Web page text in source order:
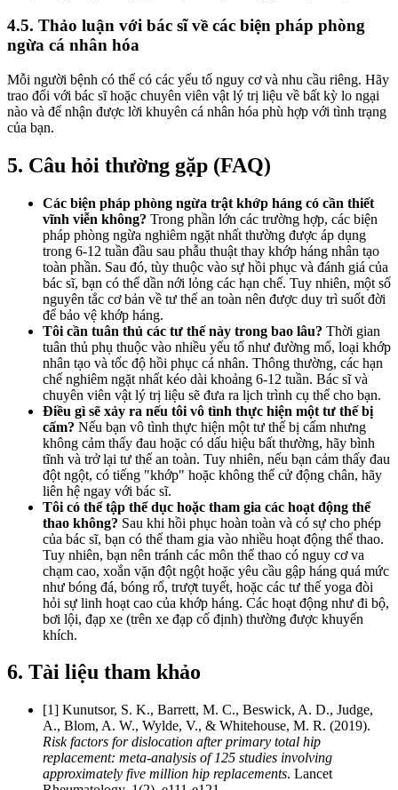
4.5. Thảo luận với bác sĩ về các biện pháp phòng
ngừa cá nhân hóa
Mỗi người bệnh có thể có các yếu tố nguy cơ và nhu cầu riêng. Hãy
trao đổi với bác sĩ hoặc chuyên viên vật lý trị liệu về bất kỳ lo ngại
nào và để nhận được lời khuyên cá nhân hóa phù hợp với tình trạng
của bạn.
5. Câu hỏi thường gặp (FAQ)
Các biện pháp phòng ngừa trật khớp háng có cần thiết
vĩnh viễn không? Trong phần lớn các trường hợp, các biện
pháp phòng ngừa nghiêm ngặt nhất thường được áp dụng
trong 6-12 tuần đầu sau phẫu thuật thay khớp háng nhân tạo
toàn phần. Sau đó, tùy thuộc vào sự hồi phục và đánh giá của
bác sĩ, bạn có thể dần nới lỏng các hạn chế. Tuy nhiên, một số
nguyên tắc cơ bản về tư thế an toàn nên được duy trì suốt đời
để bảo vệ khớp háng.
Tôi cần tuân thủ các tư thế này trong bao lâu? Thời gian
tuân thủ phụ thuộc vào nhiều yếu tố như đường mổ, loại khớp
nhân tạo và tốc độ hồi phục cá nhân. Thông thường, các hạn
chế nghiêm ngặt nhất kéo dài khoảng 6-12 tuần. Bác sĩ và
chuyên viên vật lý trị liệu sẽ đưa ra lịch trình cụ thể cho bạn.
Điều gì sẽ xảy ra nếu tôi vô tình thực hiện một tư thế bị
cấm? Nếu bạn vô tình thực hiện một tư thế bị cấm nhưng
không cảm thấy đau hoặc có dấu hiệu bất thường, hãy bình
tĩnh và trở lại tư thế an toàn. Tuy nhiên, nếu bạn cảm thấy đau
đột ngột, có tiếng "khớp" hoặc không thể cử động chân, hãy
liên hệ ngay với bác sĩ.
Tôi có thể tập thể dục hoặc tham gia các hoạt động thể
thao không? Sau khi hồi phục hoàn toàn và có sự cho phép
của bác sĩ, bạn có thể tham gia vào nhiều hoạt động thể thao.
Tuy nhiên, bạn nên tránh các môn thể thao có nguy cơ va
chạm cao, xoắn vặn đột ngột hoặc yêu cầu gập háng quá mức
như bóng đá, bóng rổ, trượt tuyết, hoặc các tư thế yoga đòi
hỏi sự linh hoạt cao của khớp háng. Các hoạt động như đi bộ,
bơi lội, đạp xe (trên xe đạp cố định) thường được khuyến
khích.
6. Tài liệu tham khảo
[1] Kunutsor, S. K., Barrett, M. C., Beswick, A. D., Judge,
A., Blom, A. W., Wylde, V., & Whitehouse, M. R. (2019).
Risk factors for dislocation after primary total hip
replacement: meta-analysis of 125 studies involving
approximately five million hip replacements. Lancet